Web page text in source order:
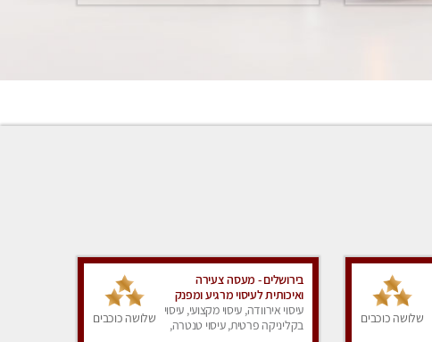
שלושה כוכבים
בירושלים - מעסה צעירה
ואיכותית לעיסוי מרגיע ומפנק
VIP-מומלץ לחלוטין! פרטי! ​​​​​​
Highly recommended
עיסוי אירוודה, עיסוי מקצועי, עיסוי
בקליניקה פרטית, עיסוי טנטרה,
שלושה כוכבים